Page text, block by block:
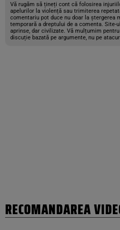
Vă rugăm să țineți cont că folosirea
apelurilor la violență sau trimiterea
comentariu pot duce nu doar la ștergerea
temporară a dreptului de a comenta. Site-
aprinse, dar civilizate. Vă mulțumim
discuție bazată pe argumente, nu pe
RECOMANDAREA